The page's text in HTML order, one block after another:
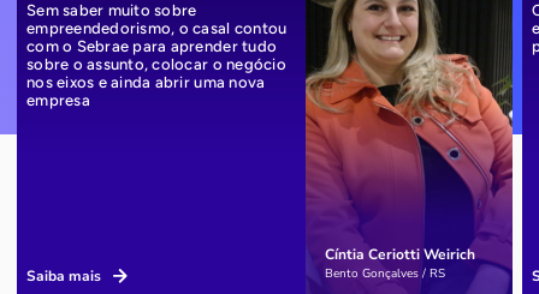
Cíntia Ceriotti Weirich
Bento Gonçalves / RS
Sem saber muito sobre
empreendedorismo, o casal contou
com o Sebrae para aprender tudo
sobre o assunto, colocar o negócio
nos eixos e ainda abrir uma nova
empresa
Saiba mais